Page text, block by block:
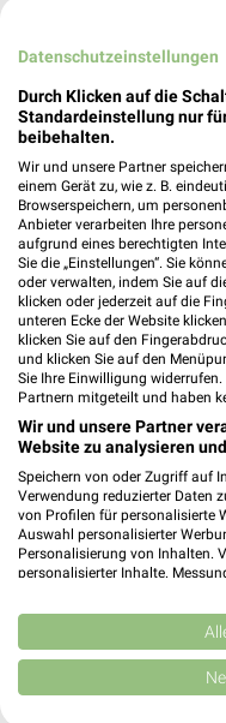
97437 Haßfurt
Heute
RENO
Godelstatt
97437
Heute
340,76 km •
91438 Bad
Heute
395,69 km
Kissinger
97762
Heute
Datenschutzeinstellungen
Durch Klicken auf die
Standardeinstellung nur
beibehalten.
Wir und unsere Partner
einem Gerät zu, wie z. B.
Browserspeichern, um
Anbieter verarbeiten Ihre
aufgrund eines berechtigten
Sie die „Einstellungen“. Sie
oder verwalten, indem Sie auf
klicken oder jederzeit auf die
unteren Ecke der Website
klicken Sie auf den
und klicken Sie auf den
Sie Ihre Einwilligung
Partnern mitgeteilt und haben
Wir und unsere Partner
Website zu analysieren
Speichern von oder Zugriff auf
Verwendung reduzierter Daten
von Profilen für personalisierte
Auswahl personalisierter
Personalisierung von Inhalten.
personalisierter Inhalte.
Kombinationen von Daten aus
Verbesserung der Angebote.
von Inhalten.
Daten können außerhalb der
USA gesendet werden.